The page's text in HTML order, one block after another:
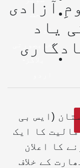
صحت
اور
خوبصورتی
بلاگز-
آزادی
یاد
یادگاری
(ایس بی
کے روز 75 روپے مالیت کا ایک
کا اعلان
کے خلاف